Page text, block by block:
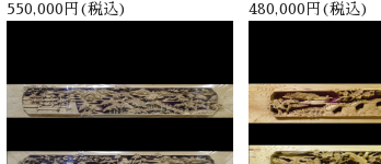
550,000円(税込)
480,000円(税込)